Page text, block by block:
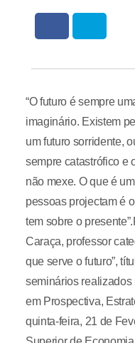
“O futuro é sempre
imaginário. Existem
um futuro sorridente,
sempre catastrófico e
não mexe. O que é
pessoas projectam é
tem sobre o
Caraça, professor
que serve o futuro”,
seminários
em Prospectiva,
quinta-feira, 21 de